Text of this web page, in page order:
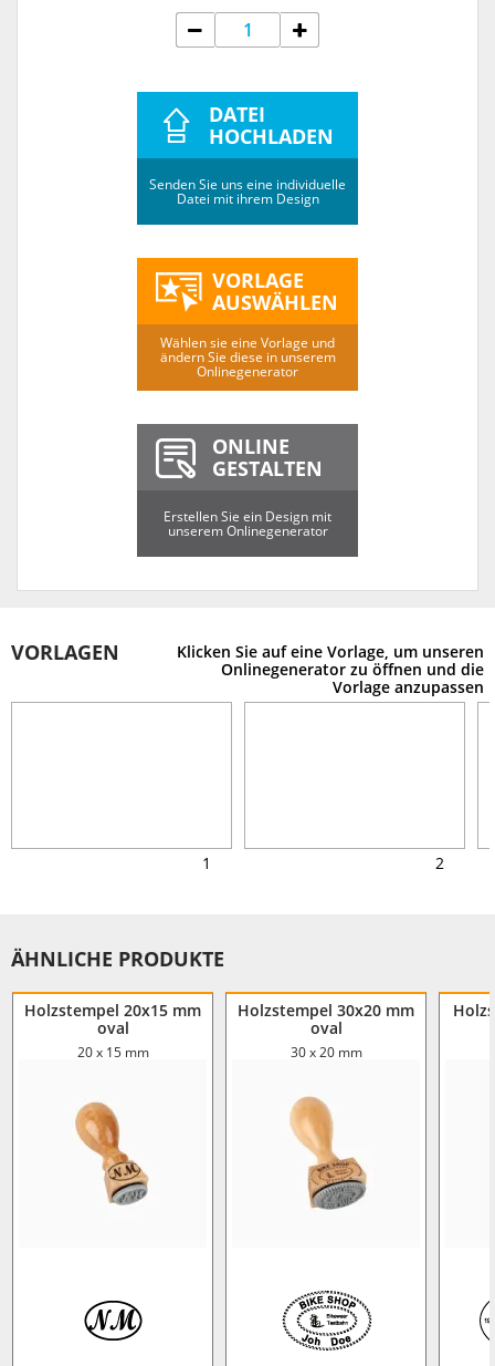
DATEI
HOCHLADEN
Senden Sie uns eine individuelle
Datei mit ihrem Design
VORLAGE
AUSWÄHLEN
Wählen sie eine Vorlage und
ändern Sie diese in unserem
Onlinegenerator
ONLINE
GESTALTEN
Erstellen Sie ein Design mit
unserem Onlinegenerator
VORLAGEN
Klicken Sie auf eine Vorlage, um unseren
Onlinegenerator zu öffnen und die
Vorlage anzupassen
1 2
ÄHNLICHE PRODUKTE
Holzstempel 20x15 mm
oval
20 x 15 mm
Holzstempel 30x20 mm
oval
30 x 20 mm